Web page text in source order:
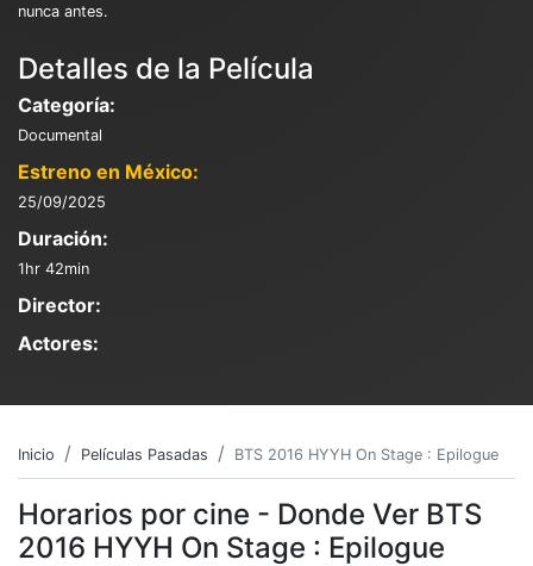
nunca antes.
Detalles de la Película
Categoría:
Documental
Estreno en México:
25/09/2025
Duración:
1hr 42min
Director:
Actores:
Inicio Películas Pasadas BTS 2016 HYYH On Stage : Epilogue
Horarios por cine - Donde Ver BTS
2016 HYYH On Stage : Epilogue